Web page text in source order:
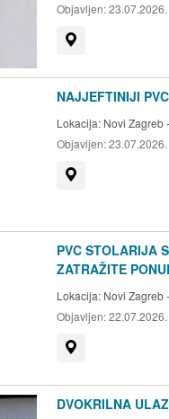
Objavljen:23.07.2026.
NAJJEFTINIJI
Lokacija: Novi Zagreb
Objavljen:23.07.2026.
PVC STOLARIJA
ZATRAŽITE
Lokacija: Novi Zagreb
Objavljen:22.07.2026.
DVOKRILNA